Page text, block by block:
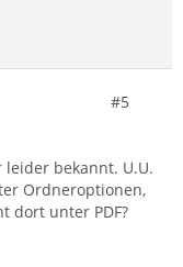
#5
bekannt. U.U.
Ordneroptionen,
dort unter PDF?